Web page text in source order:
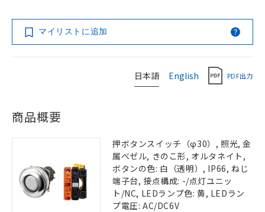
マイリストに追加
日本語 English PDF出力
商品概要
押ボタンスイッチ（φ30）, 照光, 金
属ベゼル, きのこ形, オルタネイト,
ボタンの色: 白（透明）, IP66, ねじ
端子台, 接点構成: -/点灯ユニッ
ト/NC, LEDランプ色: 黄, LEDラン
プ電圧: AC/DC6V